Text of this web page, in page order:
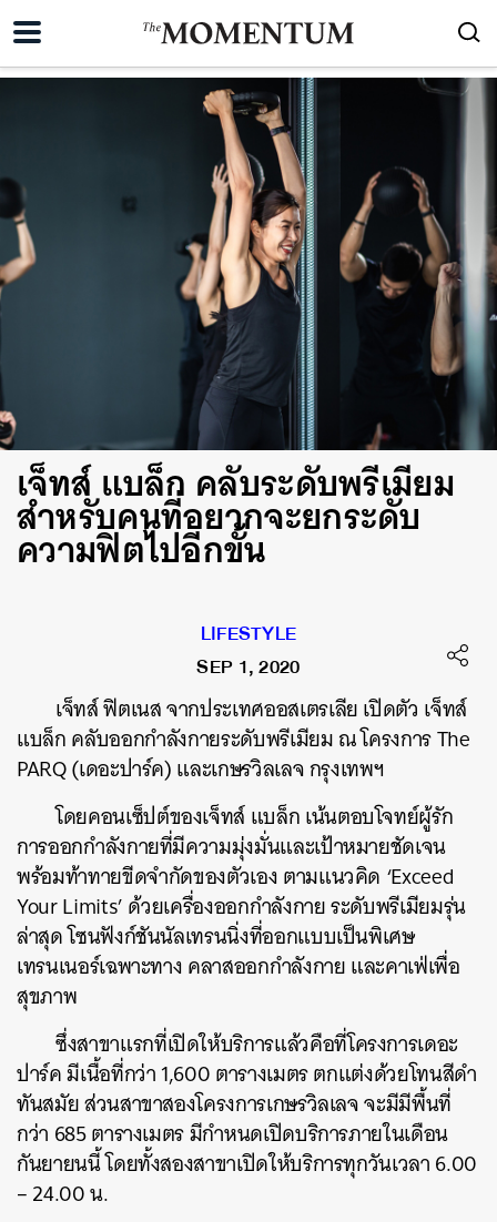
เจ็ทส์ แบล็ก คลับระดับพรีเมียม
สำหรับคนที่อยากจะยกระดับ
ความฟิตไปอีกขั้น
LIFESTYLE
SEP 1, 2020
เจ็ทส์ ฟิตเนส จากประเทศออสเตรเลีย เปิดตัว เจ็ทส์
แบล็ก คลับออกกำลังกายระดับพรีเมียม ณ โครงการ The
PARQ (เดอะปาร์ค) และเกษรวิลเลจ กรุงเทพฯ
โดยคอนเซ็ปต์ของเจ็ทส์ แบล็ก เน้นตอบโจทย์ผู้รัก
การออกกำลังกายที่มีความมุ่งมั่นและเป้าหมายชัดเจน
พร้อมท้าทายขีดจำกัดของตัวเอง ตามแนวคิด ‘Exceed
Your Limits’ ด้วยเครื่องออกกำลังกาย ระดับพรีเมียมรุ่น
ล่าสุด โซนฟังก์ชันนัลเทรนนิ่งที่ออกแบบเป็นพิเศษ
เทรนเนอร์เฉพาะทาง คลาสออกกำลังกาย และคาเฟ่เพื่อ
สุขภาพ
ซึ่งสาขาแรกที่เปิดให้บริการแล้วคือที่โครงการเดอะ
ปาร์ค มีเนื้อที่กว่า 1,600 ตารางเมตร ตกแต่งด้วยโทนสีดำ
ทันสมัย ส่วนสาขาสองโครงการเกษรวิลเลจ จะมีมีพื้นที่
กว่า 685 ตารางเมตร มีกำหนดเปิดบริการภายในเดือน
กันยายนนี้ โดยทั้งสองสาขาเปิดให้บริการทุกวันเวลา 6.00
– 24.00 น.